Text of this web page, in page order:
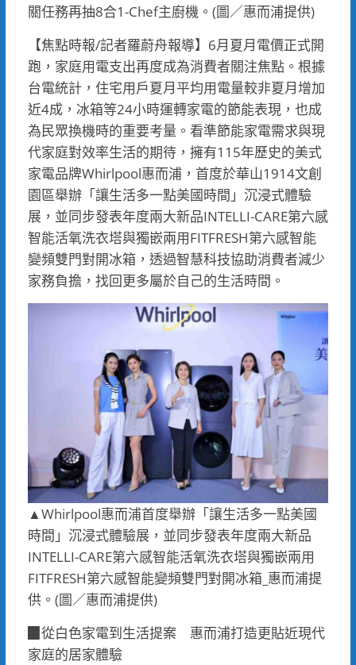
關任務再抽8合1-Chef主廚機。(圖／惠而浦提供)
【焦點時報/記者羅蔚舟報導】6月夏月電價正式開
跑，家庭用電支出再度成為消費者關注焦點。根據
台電統計，住宅用戶夏月平均用電量較非夏月增加
近4成，冰箱等24小時運轉家電的節能表現，也成
為民眾換機時的重要考量。看準節能家電需求與現
代家庭對效率生活的期待，擁有115年歷史的美式
家電品牌Whirlpool惠而浦，首度於華山1914文創
園區舉辦「讓生活多一點美國時間」沉浸式體驗
展，並同步發表年度兩大新品INTELLI-CARE第六感
智能活氧洗衣塔與獨嵌兩用FITFRESH第六感智能
變頻雙門對開冰箱，透過智慧科技協助消費者減少
家務負擔，找回更多屬於自己的生活時間。
▲Whirlpool惠而浦首度舉辦「讓生活多一點美國
時間」沉浸式體驗展，並同步發表年度兩大新品
INTELLI-CARE第六感智能活氧洗衣塔與獨嵌兩用
FITFRESH第六感智能變頻雙門對開冰箱_惠而浦提
供。(圖／惠而浦提供)
▉從白色家電到生活提案 惠而浦打造更貼近現代
家庭的居家體驗